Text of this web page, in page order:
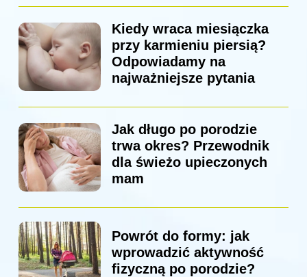
Kiedy wraca miesiączka
przy karmieniu piersią?
Odpowiadamy na
najważniejsze pytania
Jak długo po porodzie
trwa okres? Przewodnik
dla świeżo upieczonych
mam
Powrót do formy: jak
wprowadzić aktywność
fizyczną po porodzie?